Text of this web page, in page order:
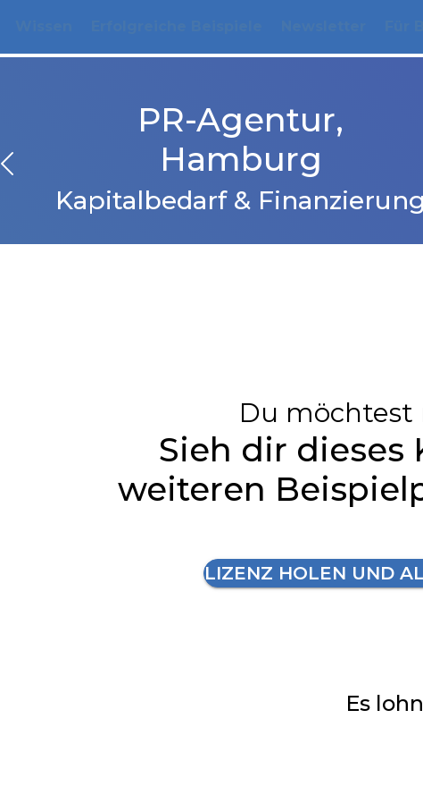
PR-Agentur,
Hamburg
Kapitalbedarf & Finanzierung
Du möchtest
Sieh dir dieses
weiteren
LIZENZ HOLEN UND
Es